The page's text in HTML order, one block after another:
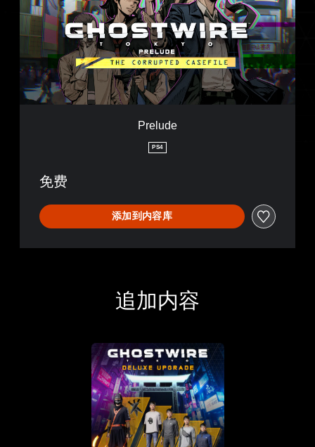
u
e
Prelude
PS4
免费
添加到内容库
追加内容